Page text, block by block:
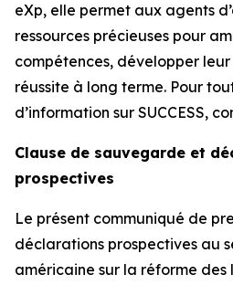
eXp, elle permet aux agents
ressources précieuses pour
compétences, développer
réussite à long terme. Pour
d’information sur SUCCESS,
Clause de sauvegarde et
prospectives
Le présent communiqué de
déclarations prospectives au
américaine sur la réforme